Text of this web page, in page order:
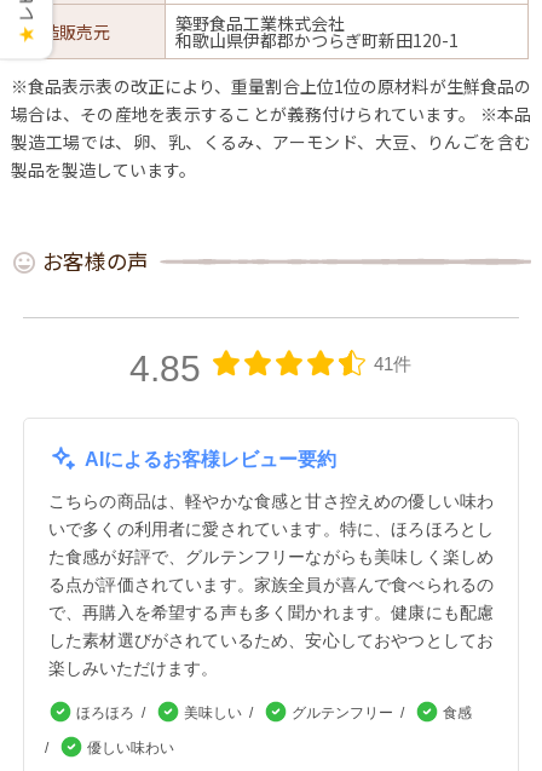
製造販売元 築野食品工業株式会社
和歌山県伊都郡かつらぎ町新田120-1
※食品表示表の改正により、重量割合上位1位の原材料が生鮮食品の
場合は、その産地を表示することが義務付けられています。
※本品
製造工場では、卵、乳、くるみ、アーモンド、大豆、りんごを含む
製品を製造しています。
お客様の声
4.85 41件
AIによるお客様レビュー要約
こちらの商品は、軽やかな食感と甘さ控えめの優しい味わ
いで多くの利用者に愛されています。特に、ほろほろとし
た食感が好評で、グルテンフリーながらも美味しく楽しめ
る点が評価されています。家族全員が喜んで食べられるの
で、再購入を希望する声も多く聞かれます。健康にも配慮
した素材選びがされているため、安心しておやつとしてお
楽しみいただけます。
ほろほろ 美味しい グルテンフリー 食感
優しい味わい
★